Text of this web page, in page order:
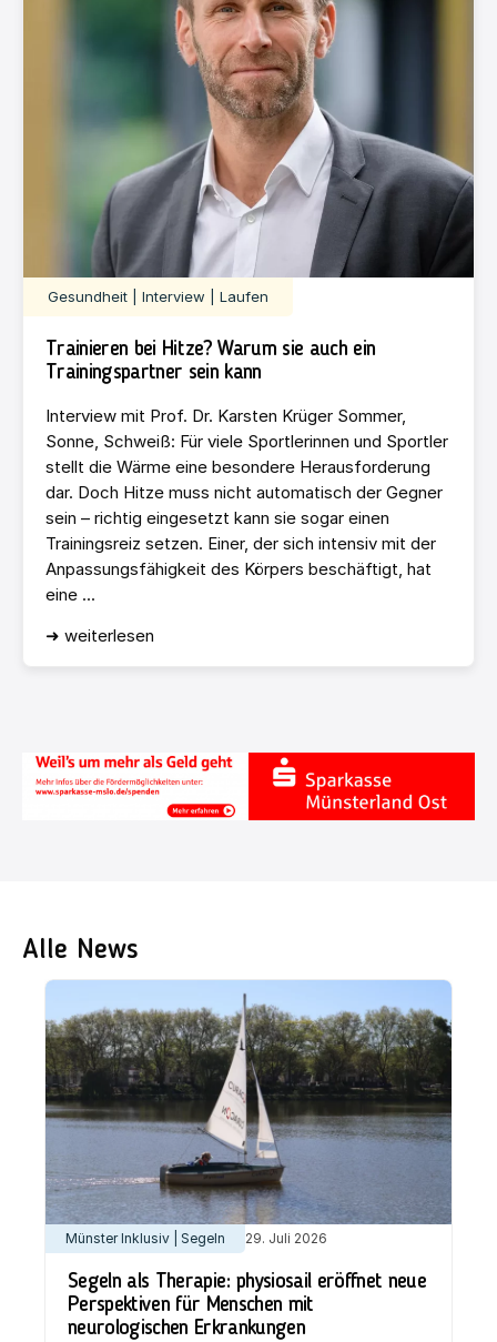
Gesundheit | Interview | Laufen
Trainieren bei Hitze? Warum sie auch ein
Trainingspartner sein kann
Interview mit Prof. Dr. Karsten Krüger Sommer,
Sonne, Schweiß: Für viele Sportlerinnen und Sportler
stellt die Wärme eine besondere Herausforderung
dar. Doch Hitze muss nicht automatisch der Gegner
sein – richtig eingesetzt kann sie sogar einen
Trainingsreiz setzen. Einer, der sich intensiv mit der
Anpassungsfähigkeit des Körpers beschäftigt, hat
eine ...
➜ weiterlesen
Alle News
Münster Inklusiv | Segeln 29. Juli 2026
Segeln als Therapie: physiosail eröffnet neue
Perspektiven für Menschen mit
neurologischen Erkrankungen